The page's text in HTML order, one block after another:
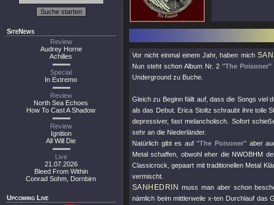
SiteNews
Review
Audrey Horne
Achilles
Special
In Extremo
Review
North Sea Echoes
How To Cast A Shadow
Review
Ignition
All Will Die
Live
21.07.2026
Bleed From Within
Conrad Sohm, Dornbirn
Upcoming Live
Vor nicht einmal einem Jahr, haben mich
Nun steht schon Album Nr. 2"The Poisoner"
Underground zu Buche.
Gleich zu Beginn fällt auf, dass die Songs viel
als das Debut. Erica Stoltz schraubt ihre tolle
depressiver, fast melancholisch. Sofort
sehr an die Niederländer.
Natürlich gibt es auf"The Poisoner"aber
Metal schaffen, obwohl eher die NWOBHM
Classicrock, gepaart mit traditionellen Metal
vermischt.
SANHEDRIN muss man aber schon
nämlich beim mittlerweile x-ten Durchlauf das